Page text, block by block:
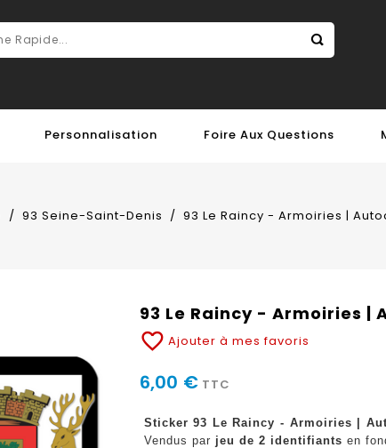
Personnalisation Foire Aux Questions
93 Seine-Saint-Denis 93 Le Raincy - Armoiries |
93 Le Raincy - Armoiries
favorite_border Ajouter à mes favoris
6,00 € TTC
Sticker 93 Le Raincy - Armoiries |
Vendus par jeu de 2 identifiants en